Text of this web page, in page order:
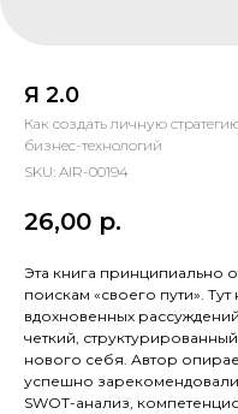
Я 2.0
Как создать личную
бизнес-технологий
SKU: AIR-00194
26,00 р.
Эта книга принципиально
поискам «своего пути». Тут
вдохновенных
четкий,
нового себя. Автор
успешно зарекомендовали
SWOT-анализ,